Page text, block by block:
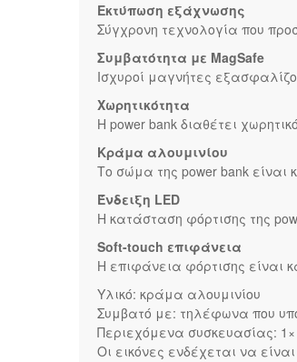
Εκτύπωση εξάχνωσης
Σύγχρονη τεχνολογία που
Συμβατότητα με MagSafe
Ισχυροί μαγνήτες
Χωρητικότητα
Η power bank διαθέτει
Κράμα αλουμινίου
Το σώμα της power bank
Ένδειξη LED
Η κατάσταση φόρτισης της
Soft-touch επιφάνεια
Η επιφάνεια φόρτισης είναι
Υλικό: κράμα αλουμινίου
Συμβατό με: τηλέφωνα που
Περιεχόμενα συσκευασίας: 1×
Οι εικόνες ενδέχεται να είναι